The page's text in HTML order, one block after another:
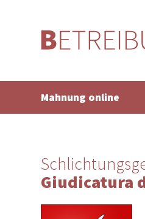
Mahnung online
Giudicatura